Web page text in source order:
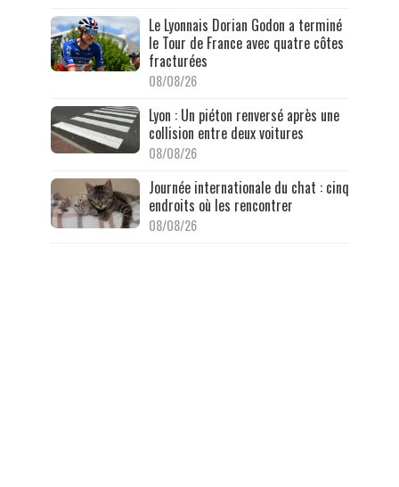
Le Lyonnais Dorian Godon a terminé
le Tour de France avec quatre côtes
fracturées
08/08/26
Lyon : Un piéton renversé après une
collision entre deux voitures
08/08/26
Journée internationale du chat : cinq
endroits où les rencontrer
08/08/26